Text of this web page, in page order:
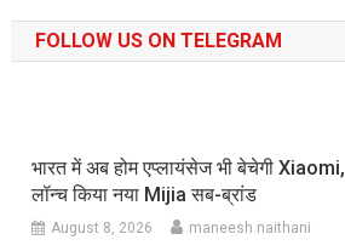
FOLLOW US ON TELEGRAM
भारत में अब होम एप्लायंसेज भी बेचेगी Xiaomi,
लॉन्च किया नया Mijia सब-ब्रांड
August 8, 2026 maneesh naithani